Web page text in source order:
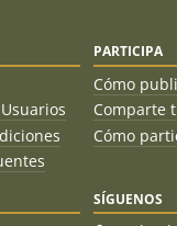
PARTICIPA
Cómo
Comparte
Cómo
SÍGUENOS